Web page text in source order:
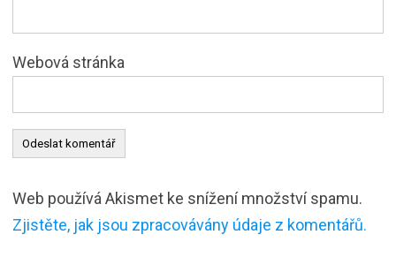
Webová stránka
Web používá Akismet ke snížení množství spamu.
Zjistěte, jak jsou zpracovávány údaje z komentářů.